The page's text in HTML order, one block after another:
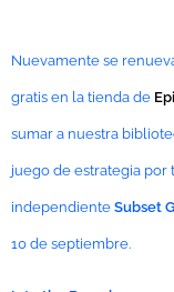
Nuevamente se
gratis en la tienda de
sumar a nuestra
juego de estrategia
independiente Subset
10 de septiembre.